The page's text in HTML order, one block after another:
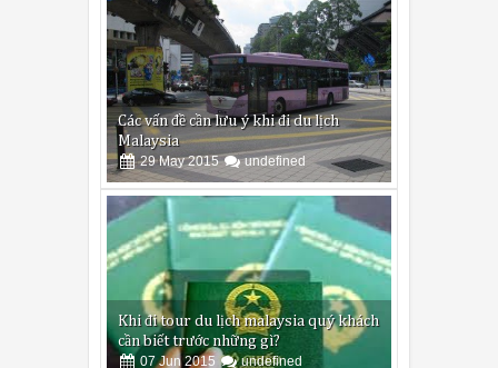
Khi đi tour du lịch malaysia quý khách
cần biết trước những gì?
07 Jun 2015 undefined
Du lịch Lào và những điều cần tránh